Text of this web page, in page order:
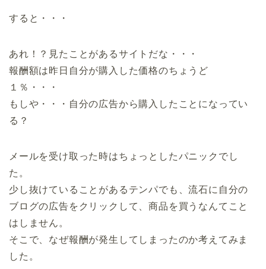
すると・・・
あれ！？見たことがあるサイトだな・・・
報酬額は昨日自分が購入した価格のちょうど
１％・・・
もしや・・・自分の広告から購入したことになってい
る？
メールを受け取った時はちょっとしたパニックでし
た。
少し抜けていることがあるテンパでも、流石に自分の
ブログの広告をクリックして、商品を買うなんてこと
はしません。
そこで、なぜ報酬が発生してしまったのか考えてみま
した。